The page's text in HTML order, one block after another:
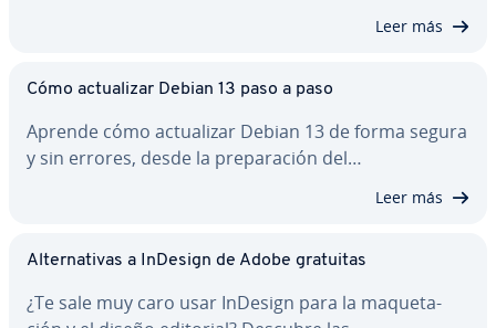
Leer más
Cómo ac­tua­li­zar Debian 13 paso a paso
Aprende cómo ac­tua­li­zar Debian 13 de forma segura
y sin errores, desde la pre­pa­ra­ción del…
Leer más
Al­te­r­na­ti­vas a InDesign de Adobe gratuitas
¿Te sale muy caro usar InDesign para la ma­que­ta­